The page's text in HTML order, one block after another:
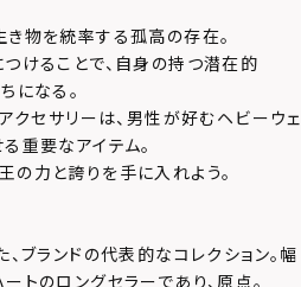
物を統率する孤高の存在。
けることで、自身の持つ潜在的
になる。
クセサリーは、男性が好むヘビーウェ
重要なアイテム。
力と誇りを手に入れよう。
ブランドの代表的なコレクション。幅
トのロングセラーであり、原点。